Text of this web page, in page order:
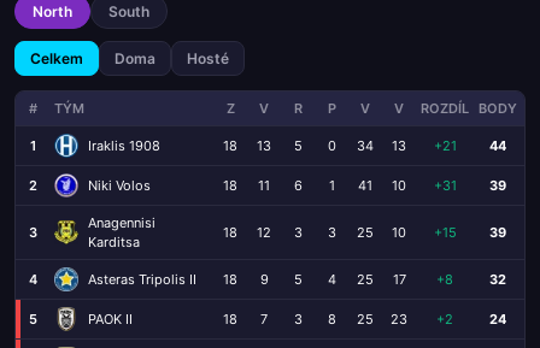
North South
Celkem Doma Hosté
# TÝM Z V R P V V ROZDÍL BODY
1 Iraklis 1908 18 13 5 0 34 13 +21 44
2 Niki Volos 18 11 6 1 41 10 +31 39
3
Anagennisi
Karditsa
18 12 3 3 25 10 +15 39
4 Asteras Tripolis II 18 9 5 4 25 17 +8 32
5 PAOK II 18 7 3 8 25 23 +2 24